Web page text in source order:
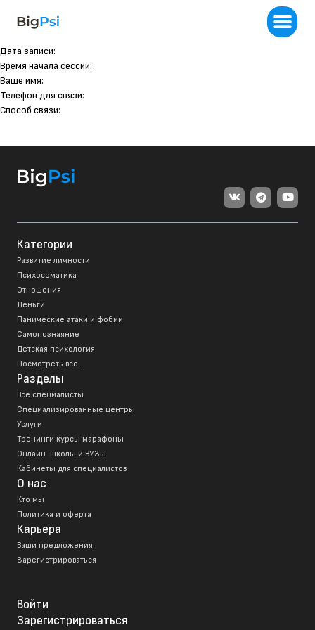
Дата записи:
Время начала сессии:
Ваше имя:
Телефон для связи:
Способ связи:
Категории
Развитие личности
Психосоматика
Отношения
Деньги
Панические атаки и фобии
Самопознаяние
Детская психология
Посмотреть все...
Разделы
Все специалисты
Специализированные центры
Услуги
Тренинги курсы марафоны
Онлайн-школы и ВУЗы
Кабинеты для специалистов
О нас
Кто мы
Политика и оферта
Карьера
Ваши предложения
Зарегистрироваться
Войти
Зарегистрироваться